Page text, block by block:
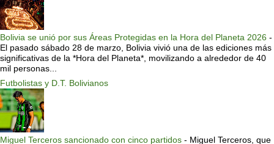
Bolivia se unió por sus Áreas Protegidas en la Hora del Planeta 2026 -
El pasado sábado 28 de marzo, Bolivia vivió una de las ediciones más
significativas de la *Hora del Planeta*, movilizando a alrededor de 40
mil personas...
Futbolistas y D.T. Bolivianos
Miguel Terceros sancionado con cinco partidos - Miguel Terceros, que